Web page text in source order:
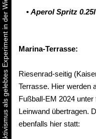
• Aperol Spritz 0.25l
Marina-Terrasse:
Riesenrad-seitig
Terrasse. Hier werden
Fußball-EM 2024
Leinwand übertragen.
ebenfalls hier statt: